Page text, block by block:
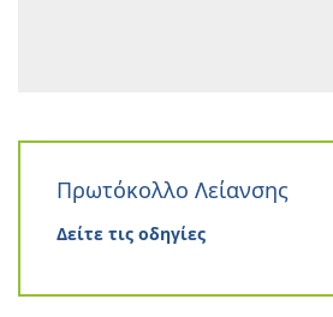
Πρωτόκολλο Λείανσης
Δείτε τις οδηγίες